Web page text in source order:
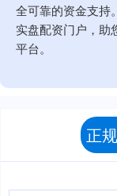
全可靠的资金支持
实盘配资门户，助
平台。
正